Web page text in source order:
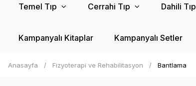
Temel Tıp Cerrahi Tıp Dahili Tıp
Kampanyalı Kitaplar Kampanyalı Setler
Anasayfa Fizyoterapi ve Rehabilitasyon Bantlama